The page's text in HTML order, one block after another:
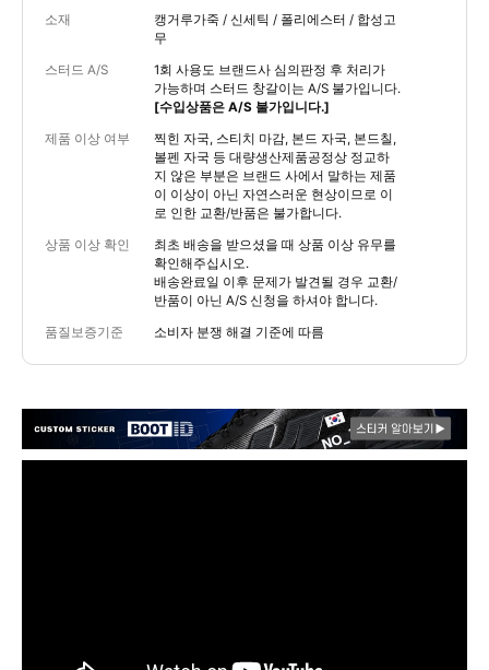
소재
캥거루가죽 / 신세틱 / 폴리에스터 / 합성고
무
스터드 A/S
1회 사용도 브랜드사 심의판정 후 처리가
가능하며 스터드 창갈이는 A/S 불가입니다.
[수입상품은 A/S 불가입니다.]
제품 이상 여부
찍힌 자국, 스티치 마감, 본드 자국, 본드칠,
볼펜 자국 등 대량생산제품공정상 정교하
지 않은 부분은 브랜드 사에서 말하는 제품
이 이상이 아닌 자연스러운 현상이므로 이
로 인한 교환/반품은 불가합니다.
상품 이상 확인
최초 배송을 받으셨을 때 상품 이상 유무를
확인해주십시오.
배송완료일 이후 문제가 발견될 경우 교환/
반품이 아닌 A/S 신청을 하셔야 합니다.
품질보증기준 소비자 분쟁 해결 기준에 따름